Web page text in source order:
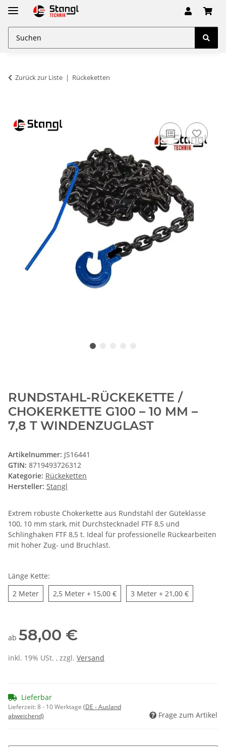
Zurück zur Liste Rückeketten
RUNDSTAHL-RÜCKEKETTE /
CHOKERKETTE G100 – 10 MM –
7,8 T WINDENZUGLAST
Artikelnummer: JS16441
GTIN: 8719493726312
Kategorie: Rückeketten
Hersteller: Stangl
Extrem robuste Chokerkette aus Rundstahl der Güteklasse
100, 10 mm stark, mit Durchstecknadel FTF 8,5 und
Schlinghaken FTF 8,5 t. Ideal für professionelle Rückearbeiten
mit hoher Zug- und Bruchlast.
Länge Kette:
2 Meter2 Meter2,5 Meter 2,5 Meter
+ 15,00 € 3 Meter 3 Meter
+ 21,00 €
ab 58,00 €
inkl. 19% USt. , zzgl. Versand
Lieferbar
Lieferzeit:8 - 10 Werktage (DE - Ausland
abweichend)
Frage zum Artikel